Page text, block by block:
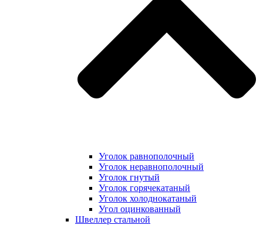
Уголок равнополочный
Уголок неравнополочный
Уголок гнутый
Уголок горячекатаный
Уголок холоднокатаный
Угол оцинкованный
Швеллер стальной